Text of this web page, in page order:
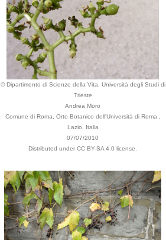
© Dipartimento di Scienze della Vita, Università degli Studi di
Trieste
Andrea Moro
Comune di Roma, Orto Botanico dell'Università di Roma ,
Lazio, Italia
07/07/2010
Distributed under CC BY-SA 4.0 license.